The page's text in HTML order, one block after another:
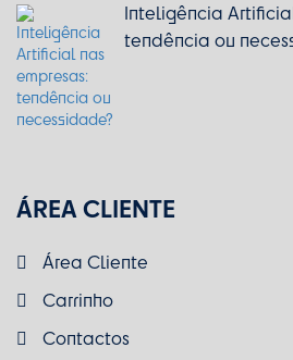
Inteligência
tendência ou
ÁREA CLIENTE
Área Cliente
Carrinho
Contactos